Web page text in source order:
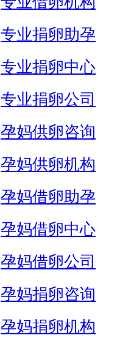
专业捐卵助孕
专业捐卵中心
专业捐卵公司
孕妈供卵咨询
孕妈供卵机构
孕妈借卵助孕
孕妈借卵中心
孕妈借卵公司
孕妈捐卵咨询
孕妈捐卵机构